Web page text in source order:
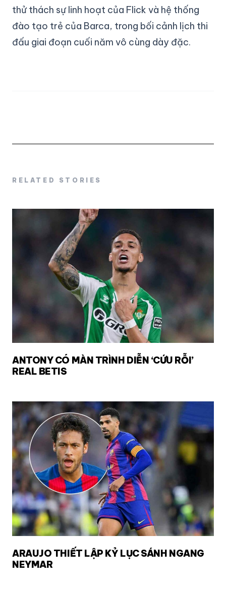
thử thách sự linh hoạt của Flick và hệ thống
đào tạo trẻ của Barca, trong bối cảnh lịch thi
đấu giai đoạn cuối năm vô cùng dày đặc.
RELATED STORIES
ANTONY CÓ MÀN TRÌNH DIỄN ‘CỨU RỖI’
REAL BETIS
ARAUJO THIẾT LẬP KỶ LỤC SÁNH NGANG
NEYMAR